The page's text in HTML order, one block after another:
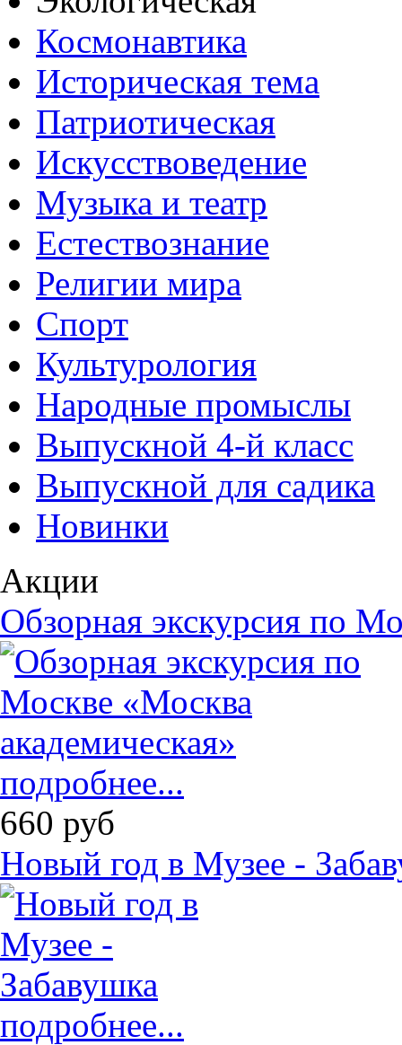
Космонавтика
Историческая тема
Патриотическая
Искусствоведение
Музыка и театр
Естествознание
Религии мира
Спорт
Культурология
Народные промыслы
Выпускной 4-й класс
Выпускной для садика
Новинки
Акции
Обзорная экскурсия по
подробнее...
660 руб
Новый год в Музее -
подробнее...